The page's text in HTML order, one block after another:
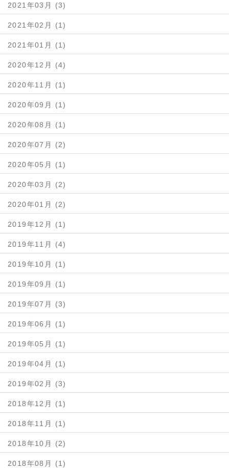
2021年03月 (3)
2021年02月 (1)
2021年01月 (1)
2020年12月 (4)
2020年11月 (1)
2020年09月 (1)
2020年08月 (1)
2020年07月 (2)
2020年05月 (1)
2020年03月 (2)
2020年01月 (2)
2019年12月 (1)
2019年11月 (4)
2019年10月 (1)
2019年09月 (1)
2019年07月 (3)
2019年06月 (1)
2019年05月 (1)
2019年04月 (1)
2019年02月 (3)
2018年12月 (1)
2018年11月 (1)
2018年10月 (2)
2018年08月 (1)